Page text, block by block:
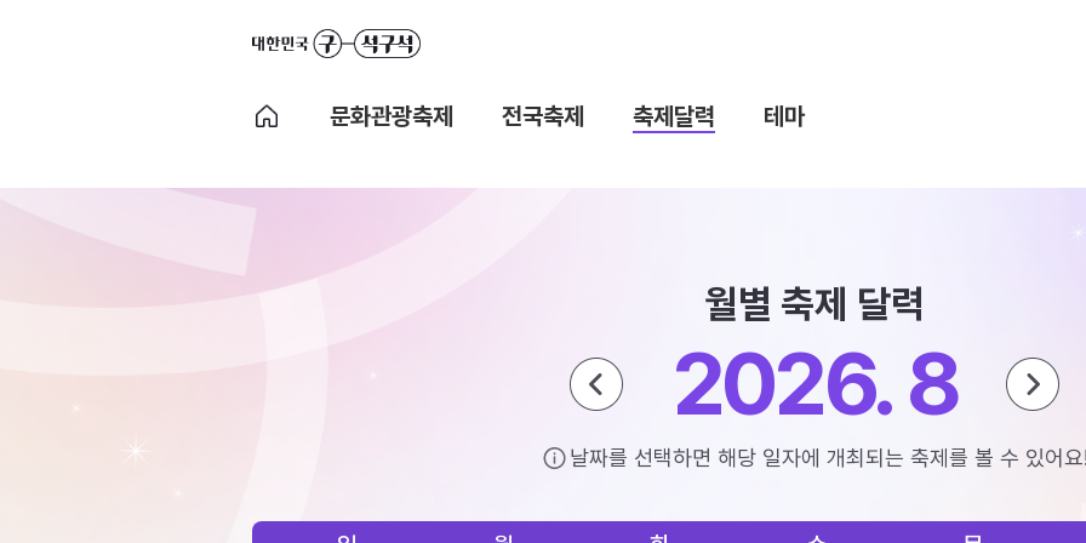
문화관광축제 전국축제 축제달력 테마
월별 축제 달력
2026. 8
날짜를 선택하면 해당 일자에 개최되는 축제를 볼 수 있어